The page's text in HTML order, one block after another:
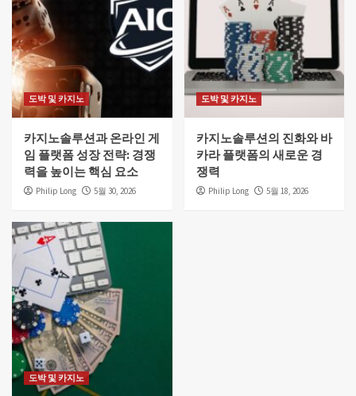
도박 및 카지노
카지노솔루션과 온라인 게
임 플랫폼 성장 전략: 경쟁
력을 높이는 핵심 요소
Philip Long 5월 30, 2026
도박 및 카지노
카지노솔루션의 진화와 바
카라 플랫폼의 새로운 경
쟁력
Philip Long 5월 18, 2026
도박 및 카지노